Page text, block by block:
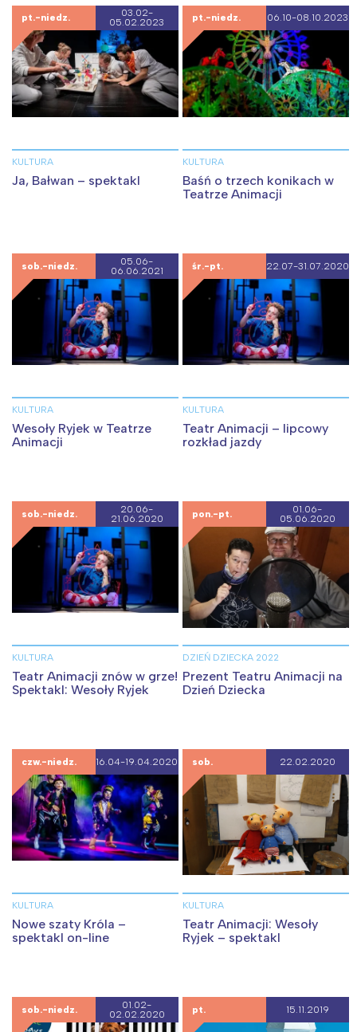
pt.-niedz.
03.02-
05.02.2023
KULTURA
Ja, Bałwan – spektakl
pt.-niedz. 06.10-08.10.2023
KULTURA
Baśń o trzech konikach w
Teatrze Animacji
sob.-niedz.
05.06-
06.06.2021
KULTURA
Wesoły Ryjek w Teatrze
Animacji
śr.-pt. 22.07-31.07.2020
KULTURA
Teatr Animacji – lipcowy
rozkład jazdy
sob.-niedz.
20.06-
21.06.2020
KULTURA
Teatr Animacji znów w grze!
Spektakl: Wesoły Ryjek
pon.-pt.
01.06-
05.06.2020
DZIEŃ DZIECKA 2022
Prezent Teatru Animacji na
Dzień Dziecka
czw.-niedz. 16.04-19.04.2020
KULTURA
Nowe szaty Króla –
spektakl on-line
sob. 22.02.2020
KULTURA
Teatr Animacji: Wesoły
Ryjek – spektakl
sob.-niedz.
01.02-
02.02.2020
pt. 15.11.2019